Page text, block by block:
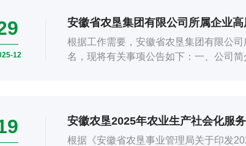
12
安徽省农垦集团有限公司所属企业
根据工作需要，安徽省农垦集团有限公
名，现将有关事项公告如下：一、公司
安徽农垦2025年农业生产社会化服
根据《安徽省农垦事业管理局关于印发